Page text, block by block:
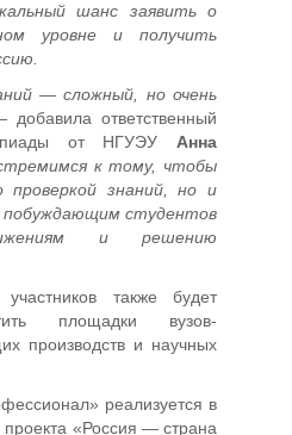
шанс заявить о
уровне и получить
— сложный, но очень
добавила ответственный
от НГУЭУ Анна
к тому, чтобы
знаний, но и
студентов
и решению
также будет
площадки вузов-
производств и научных
реализуется в
«Россия — страна